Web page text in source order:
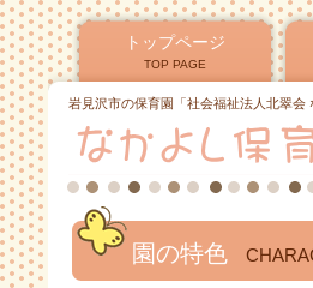
岩見沢市の保育園「社会福祉法人北翠
園の特色
トップページ
TOP PAGE